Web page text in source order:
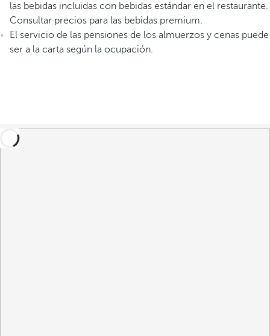
las bebidas incluidas con bebidas estándar en el restaurante.
Consultar precios para las bebidas premium.
El servicio de las pensiones de los almuerzos y cenas puede
ser a la carta según la ocupación.